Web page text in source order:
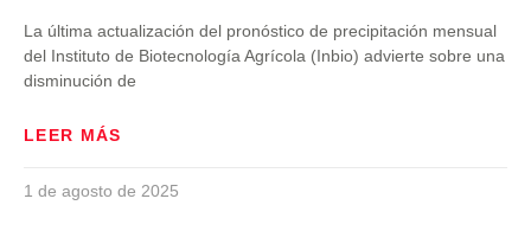
La última actualización del pronóstico de precipitación mensual
del Instituto de Biotecnología Agrícola (Inbio) advierte sobre una
disminución de
LEER MÁS
1 de agosto de 2025